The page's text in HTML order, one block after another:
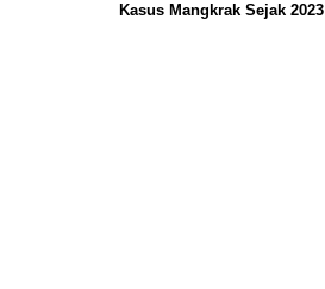
Kasus Mangkrak Sejak 2023